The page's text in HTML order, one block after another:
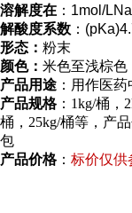
溶解度在 ：1mol/
解酸度系数 ：
形态： 粉末
颜色： 米色至浅棕色
产品用途 ：用作医
产品规格：1kg/桶，
桶，25kg/桶等，产
包
产品价格： 标价仅供